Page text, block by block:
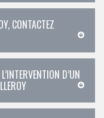
CONTACTEZ
D’UN